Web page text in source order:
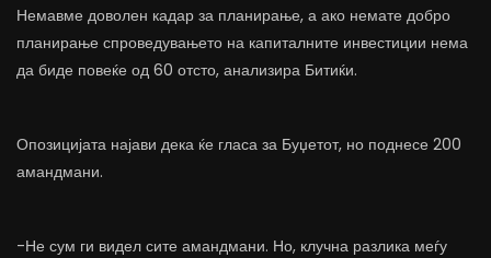
Немавме доволен кадар за планирање, а ако немате добро
планирање спроведувањето на капиталните инвестиции нема
да биде повеќе од 60 отсто, анализира Битиќи.
Опозицијата најави дека ќе гласа за Буџетот, но поднесе 200
амандмани.
-Не сум ги видел сите амандмани. Но, клучна разлика меѓу